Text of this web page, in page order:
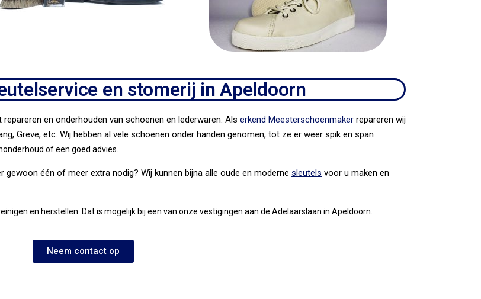
en stomerij in Apeldoorn
en onderhouden van schoenen en lederwaren. Als erkend Meesterschoenmaker repareren wij
Greve, etc. Wij hebben al vele schoenen onder handen genomen, tot ze er weer spik en span
of een goed advies.
één of meer extra nodig? Wij kunnen bijna alle oude en moderne sleutels voor u maken en
en herstellen. Dat is mogelijk bij een van onze vestigingen aan de Adelaarslaan in Apeldoorn.
Neem contact op